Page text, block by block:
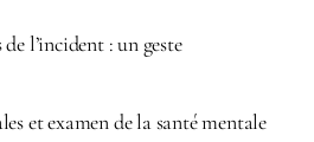
l’incident : un geste
et examen de la santé mentale